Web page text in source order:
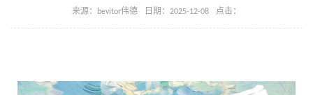
来源：bevitor伟德 日期：2025-12-08 点击：